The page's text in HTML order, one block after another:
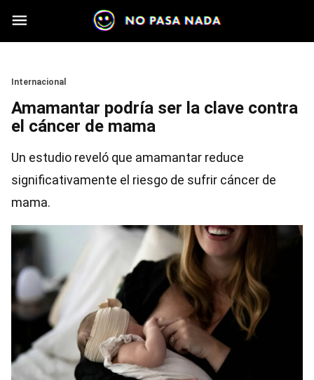
Skip to main content
Section
Internacional
Amamantar podría ser la clave contra
el cáncer de mama
Un estudio reveló que amamantar reduce
significativamente el riesgo de sufrir cáncer de
mama.
Image
Image